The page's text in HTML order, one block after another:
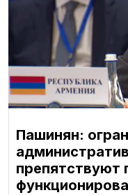
Пашинян:
препятствуют